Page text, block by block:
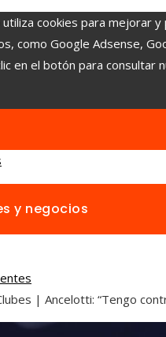
cookies para mejorar
como Google Adsense,
en el botón para consultar
y negocios
social
| Ancelotti: “Tengo